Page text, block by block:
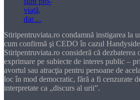
Stiripentruviata.ro condamnă instigarea la
cum confirmă şi CEDO în cazul
Stiripentruviata.ro consideră că dezbaterea
exprimare pe subiecte de interes public –
avortul sau atracţia pentru persoane de
loc în mod democratic, fără a fi cenzurate
interpretate ca „discurs al urii”.